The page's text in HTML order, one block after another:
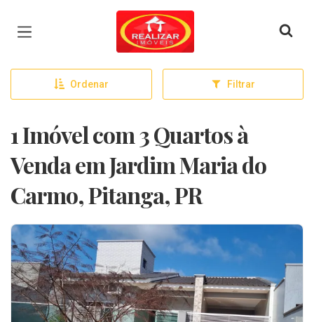
Página inicial
Ordenar Filtrar
1 Imóvel com 3 Quartos à
Venda em Jardim Maria do
Carmo, Pitanga, PR